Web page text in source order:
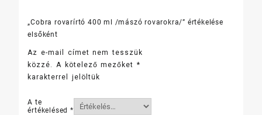
„Cobra rovarírtó 400 ml /mászó rovarokra/” értékelése
elsőként
Az e-mail címet nem tesszük
közzé.
A kötelező mezőket *
karakterrel jelöltük
A te
értékelésed*